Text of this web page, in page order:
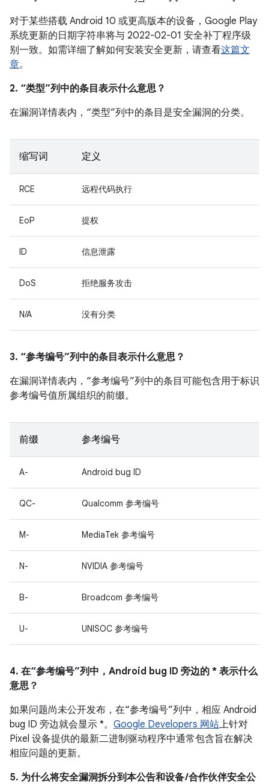
对于某些搭载 Android 10 或更高版本的设备，Google Play
系统更新的日期字符串将与 2022-02-01 安全补丁程序级
别一致。如需详细了解如何安装安全更新，请查看这篇文
章。
2. “类型”列中的条目表示什么意思？
在漏洞详情表内，“类型”列中的条目是安全漏洞的分类。
缩写词 定义
RCE 远程代码执行
EoP 提权
ID 信息泄露
DoS 拒绝服务攻击
N/A 没有分类
3. “参考编号”列中的条目表示什么意思？
在漏洞详情表内，“参考编号”列中的条目可能包含用于标识
参考编号值所属组织的前缀。
前缀 参考编号
A- Android bug ID
QC- Qualcomm 参考编号
M- MediaTek 参考编号
N- NVIDIA 参考编号
B- Broadcom 参考编号
U- UNISOC 参考编号
4. 在“参考编号”列中，Android bug ID 旁边的 * 表示什么
意思？
如果问题尚未公开发布，在“参考编号”列中，相应 Android
bug ID 旁边就会显示 *。 Google Developers 网站上针对
Pixel 设备提供的最新二进制驱动程序中通常包含旨在解决
相应问题的更新。
5. 为什么将安全漏洞拆分到本公告和设备 /合作伙伴安全公